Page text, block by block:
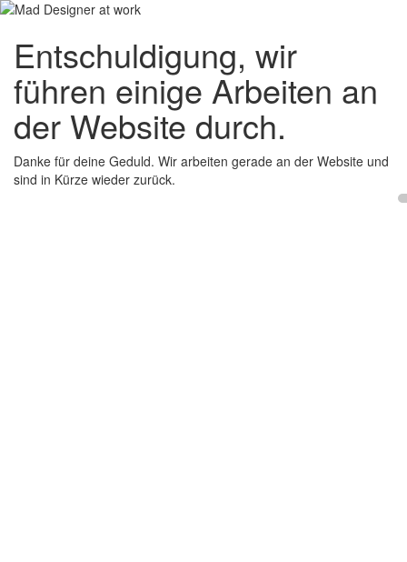
Entschuldigung, wir
führen einige Arbeiten an
der Website durch.
Danke für deine Geduld. Wir arbeiten gerade an der Website und
sind in Kürze wieder zurück.